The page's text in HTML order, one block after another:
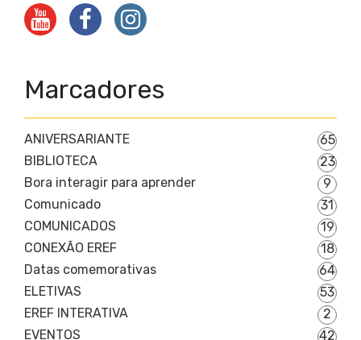
Marcadores
ANIVERSARIANTE
65
BIBLIOTECA
23
Bora interagir para aprender
9
Comunicado
31
COMUNICADOS
19
CONEXÃO EREF
18
Datas comemorativas
64
ELETIVAS
53
EREF INTERATIVA
2
EVENTOS
42